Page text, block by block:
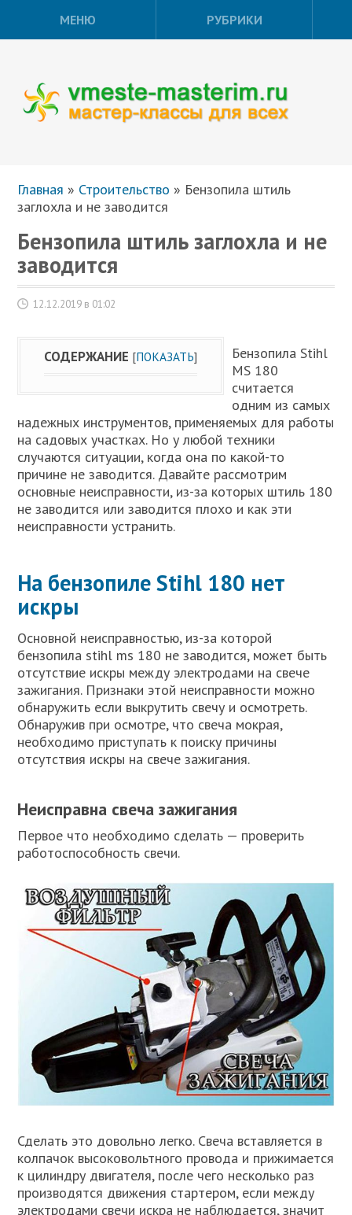
МЕНЮ РУБРИКИ
Главная » Строительство » Бензопила штиль
заглохла и не заводится
Бензопила штиль заглохла и не
заводится
12.12.2019 в 01:02
СОДЕРЖАНИЕ [ПОКАЗАТЬ]
Бензопила Stihl
MS 180
считается
одним из самых
надежных инструментов, применяемых для работы
на садовых участках. Но у любой техники
случаются ситуации, когда она по какой-то
причине не заводится. Давайте рассмотрим
основные неисправности, из-за которых штиль 180
не заводится или заводится плохо и как эти
неисправности устранить.
На бензопиле Stihl 180 нет
искры
Основной неисправностью, из-за которой
бензопила stihl ms 180 не заводится, может быть
отсутствие искры между электродами на свече
зажигания. Признаки этой неисправности можно
обнаружить если выкрутить свечу и осмотреть.
Обнаружив при осмотре, что свеча мокрая,
необходимо приступать к поиску причины
отсутствия искры на свече зажигания.
Неисправна свеча зажигания
Первое что необходимо сделать — проверить
работоспособность свечи.
Сделать это довольно легко. Свеча вставляется в
колпачок высоковольтного провода и прижимается
к цилиндру двигателя, после чего несколько раз
производятся движения стартером, если между
электродами свечи искра не наблюдается, значит